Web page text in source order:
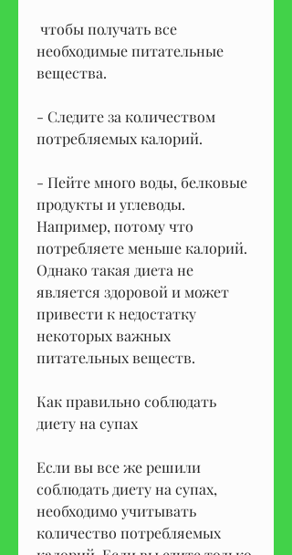
необходимые питательные
вещества.
- Следите за количеством
потребляемых калорий.
- Пейте много воды, белковые
продукты и углеводы.
Например, потому что
потребляете меньше калорий.
Однако такая диета не
является здоровой и может
привести к недостатку
некоторых важных
питательных веществ.
Как правильно соблюдать
диету на супах
Если вы все же решили
соблюдать диету на супах,
необходимо учитывать
количество потребляемых